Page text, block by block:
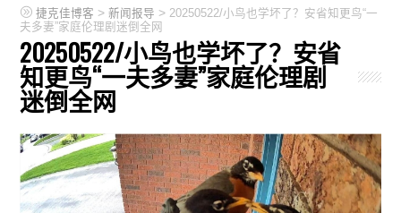
捷克佳博客 >新闻报导 > 20250522/小鸟也学坏了？安省知更鸟“一
夫多妻”家庭伦理剧迷倒全网
20250522/小鸟也学坏了？安省
知更鸟“一夫多妻”家庭伦理剧
迷倒全网